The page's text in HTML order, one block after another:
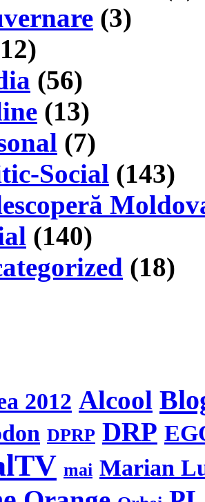
(3)
(56)
(13)
(7)
Social (143)
(140)
(18)
2012 Alcool
DPRP DRP
mai Marian